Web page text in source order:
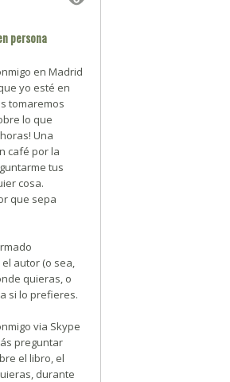
persona
en Madrid
yo esté en
tomaremos
lo que
Una
café por la
tus
cosa.
que sepa
autor (o sea,
quieras, o
si lo prefieres.
via Skype
preguntar
el libro, el
durante